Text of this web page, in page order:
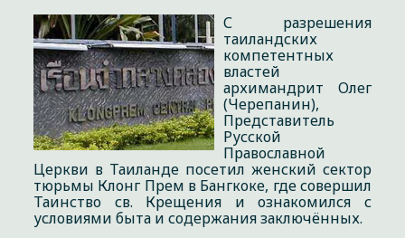
С разрешения
таиландских
компетентных
властей
архимандрит Олег
(Черепанин),
Представитель
Русской
Православной
Церкви в Таиланде посетил женский сектор
тюрьмы Клонг Прем в Бангкоке, где совершил
Таинство св. Крещения и ознакомился с
условиями быта и содержания заключённых.